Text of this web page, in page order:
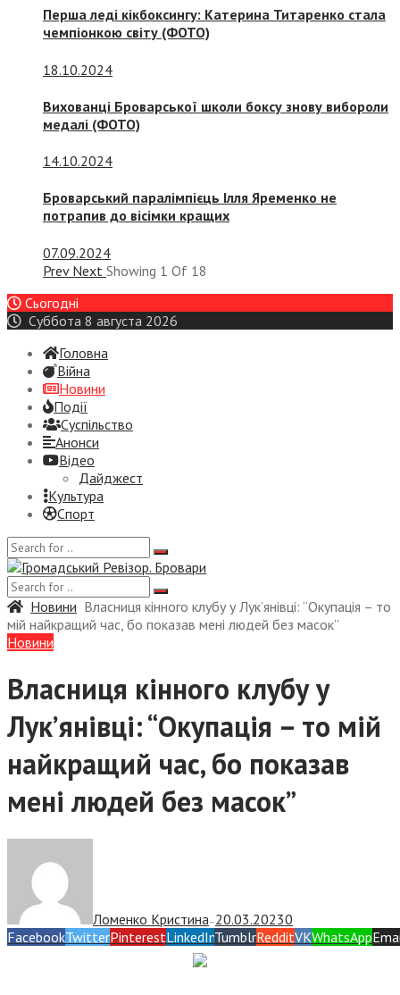
Перша леді кікбоксингу: Катерина Титаренко стала
чемпіонкою світу (ФОТО)
18.10.2024
Вихованці Броварської школи боксу знову вибороли
медалі (ФОТО)
14.10.2024
Броварський паралімпієць Ілля Яременко не
потрапив до вісімки кращих
07.09.2024
Prev Next Showing 1 Of 18
Сьогодні
Суббота 8 августа 2026
Головна
Війна
Новини
Події
Суспiльство
Анонси
Відео
Дайджест
Культура
Спорт
Новини Власниця кінного клубу у Лук’янівці: “Окупація – то
мій найкращий час, бо показав мені людей без масок”
Новини
Власниця кінного клубу у
Лук’янівці: “Окупація – то мій
найкращий час, бо показав
мені людей без масок”
Ломенко Кристина— 20.03.20230
FacebookTwitterPinterestLinkedInTumblrRedditVKWhatsApp